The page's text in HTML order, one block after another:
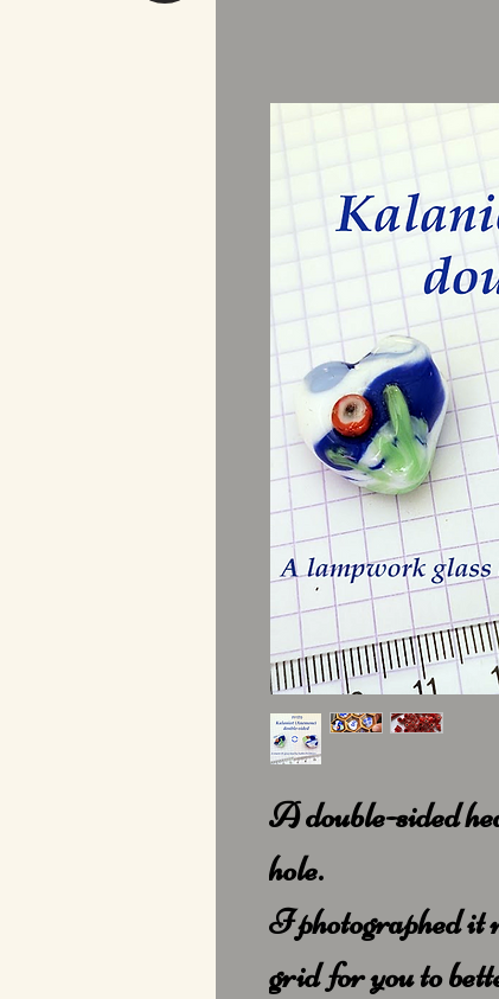
A double-sided
hole.
I photographed it
grid for you to